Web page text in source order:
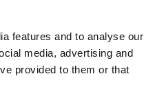
features and to analyse our
media, advertising and
provided to them or that
LinkedIn
Instagram
YouTube